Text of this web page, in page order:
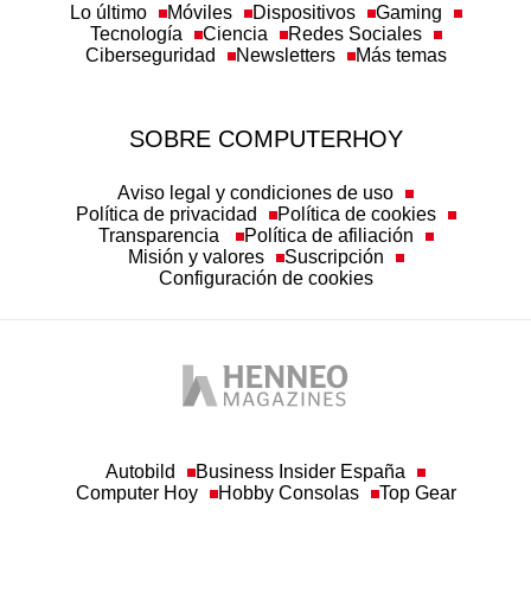
Lo último Móviles Dispositivos
Gaming
Tecnología
Ciencia
Redes Sociales
Ciberseguridad
Newsletters Más temas
SOBRE COMPUTERHOY
Aviso legal y condiciones de uso
Política de privacidad
Política de cookies
Transparencia
Política de afiliación
Misión y valores
Suscripción
Configuración de cookies
Autobild
Business Insider España
Computer Hoy
Hobby Consolas Top Gear